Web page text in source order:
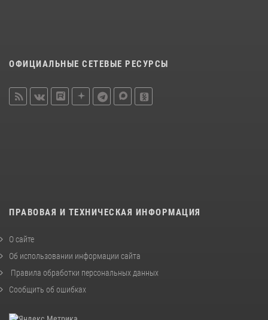
ОФИЦИАЛЬНЫЕ СЕТЕВЫЕ РЕСУРСЫ
ПРАВОВАЯ И ТЕХНИЧЕСКАЯ ИНФОРМАЦИЯ
О сайте
Об использовании информации сайта
Правила обработки персональных данных
Сообщить об ошибках